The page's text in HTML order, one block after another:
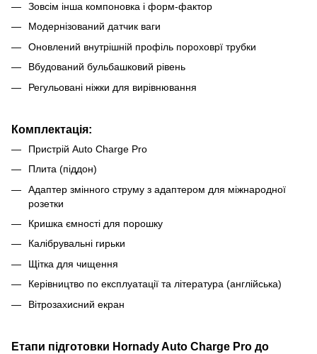
Зовсім інша компоновка і форм-фактор
Модернізований датчик ваги
Оновлений внутрішній профіль пороховрї трубки
Вбудований бульбашковий рівень
Регульовані ніжки для вирівнювання
Комплектація:
Пристрій Auto Charge Pro
Плита (піддон)
Адаптер змінного струму з адаптером для міжнародної
розетки
Кришка ємності для порошку
Калібрувальні гирьки
Щітка для чищення
Керівництво по експлуатації та література (англійська)
Вітрозахисний екран
Етапи підготовки Hornady Auto Charge Pro до